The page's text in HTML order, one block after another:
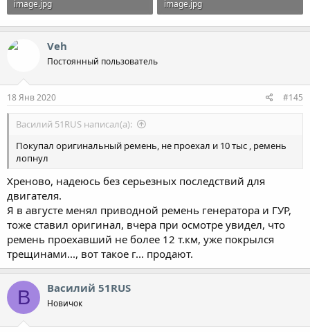
image.jpg
95.7 KB · Просмотры: 388
image.jpg
169.2 KB · Просмотры: 435
Veh
Постоянный пользователь
18 Янв 2020 #145
Василий 51RUS написал(а):
Покупал оригинальный ремень, не проехал и 10 тыс , ремень
лопнул
Хреново, надеюсь без серьезных последствий для
двигателя.
Я в августе менял приводной ремень генератора и ГУР,
тоже ставил оригинал, вчера при осмотре увидел, что
ремень проехавший не более 12 т.км, уже покрылся
трещинами..., вот такое г... продают.
В Василий 51RUS
Новичок